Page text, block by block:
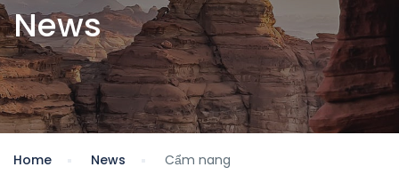
News
Home News Cẩm nang